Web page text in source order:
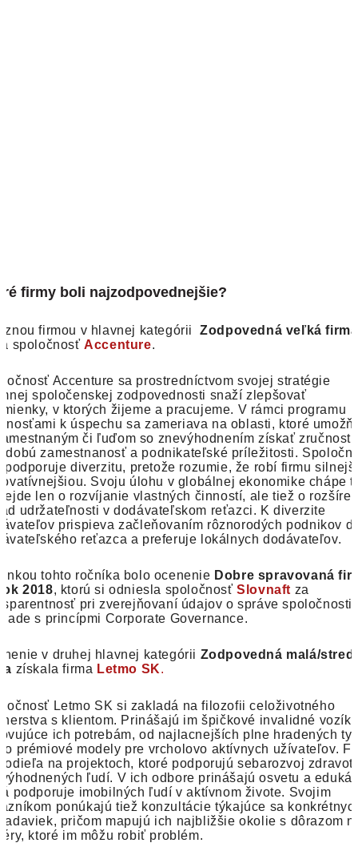
firmy boli najzodpovednejšie?
firmou v hlavnej kategóriiZodpovedná veľká firma
spoločnosť Accenture.
Accenture sa prostredníctvom svojej stratégie
spoločenskej zodpovednosti snaží zlepšovať
v ktorých žijeme a pracujeme. V rámci programu
k úspechu sa zameriava na oblasti, ktoré
či ľuďom so znevýhodnením získať zručnosti
zamestnanosť a podnikateľské príležitosti.
podporuje diverzitu, pretože rozumie, že robí firmu
Svoju úlohu v globálnej ekonomike chápe
len o rozvíjanie vlastných činností, ale tiež o
udržateľnosti v dodávateľskom reťazci. K diverzite
prispieva začleňovaním rôznorodých podnikov
reťazca a preferuje lokálnych dodávateľov.
tohto ročníka bolo ocenenie Dobre spravovaná
2018, ktorú si odniesla spoločnosťSlovnaft za
pri zverejňovaní údajov o správe spoločnosti
s princípmi Corporate Governance.
v druhej hlavnej kategórii Zodpovedná malá/
získala firma Letmo SK.
Letmo SK si zakladá na filozofii celoživotného
s klientom. Prinášajú im špičkové invalidné vozíky
ich potrebám, od najlacnejších plne hradených
prémiové modely pre vrcholovo aktívnych užívateľov.
na projektoch, ktoré podporujú sebarozvoj
ľudí. V ich odbore prinášajú osvetu a
podporuje imobilných ľudí v aktívnom živote. Svojim
ponúkajú tiež konzultácie týkajúce sa
pričom mapujú ich najbližšie okolie s dôrazom
ktoré im môžu robiť problém.